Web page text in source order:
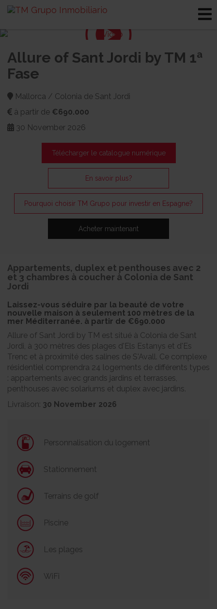
Allure of Sant Jordi by TM 1ª
Fase
Mallorca / Colonia de Sant Jordi
à partir de €690.000
30 November 2026
Télécharger le catalogue numérique
En savoir plus?
Pourquoi choisir TM Grupo pour investir en Espagne?
Acheter maintenant
Appartements, duplex et penthouses avec 2
et 3 chambres à coucher à Colonia de Sant
Jordi
Laissez-vous séduire par la beauté de votre
nouvelle maison à seulement 100 mètres de la
mer Méditerranée. à partir de €690.000
Allure of Sant Jordi by TM est situé à Colonia de Sant
Jordi, à 300 mètres des plages d'Els Estanys et d'Es
Trenc et à proximité des salines de S'Avall. Ce complexe
résidentiel comprendra 24 logements de différents types
: appartements avec grands jardins et terrasses,
penthouses avec solariums et duplex avec jardins.
Livraison: 30 November 2026
Personnalisation du logement
Stationnement
Terrains de golf
Piscine
Les plages
WiFi